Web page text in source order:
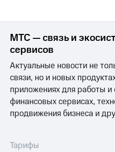
SIM-
для
иностранцев
Оформить
чистый
номер
Выбрать
красивый
Выберите
ТВ
с выгодным
Тарифы
Интернет,
ТВ и телефон
МТС — связь и
сервисов
Актуальные новости не
связи, но и новых
приложениях для работы
финансовых сервисах,
продвижения бизнеса и
Тарифы